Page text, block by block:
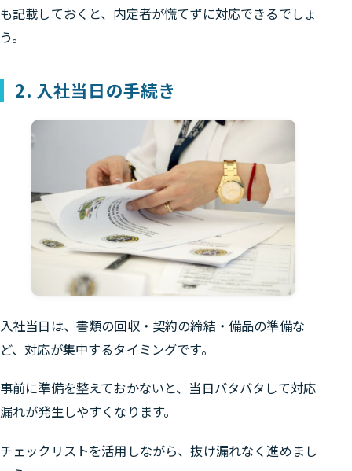
も記載しておくと、内定者が慌てずに対応できるでしょ
う。
2. 入社当日の手続き
入社当日は、書類の回収・契約の締結・備品の準備な
ど、対応が集中するタイミングです。
事前に準備を整えておかないと、当日バタバタして対応
漏れが発生しやすくなります。
チェックリストを活用しながら、抜け漏れなく進めまし